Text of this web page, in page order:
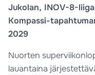
Jukolan, INOV-8-
Kompassi-
2029
Nuorten
lauantaina